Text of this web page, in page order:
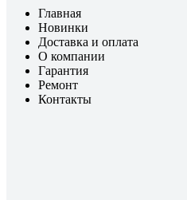
Главная
Новинки
Доставка и оплата
О компании
Гарантия
Ремонт
Контакты